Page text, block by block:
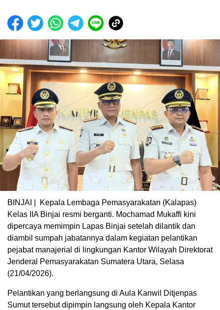
BINJAI | Kepala Lembaga Pemasyarakatan (Kalapas)
Kelas IIA Binjai resmi berganti. Mochamad Mukaffi kini
dipercaya memimpin Lapas Binjai setelah dilantik dan
diambil sumpah jabatannya dalam kegiatan pelantikan
pejabat manajerial di lingkungan Kantor Wilayah Direktorat
Jenderal Pemasyarakatan Sumatera Utara, Selasa
(21/04/2026).
Pelantikan yang berlangsung di Aula Kanwil Ditjenpas
Sumut tersebut dipimpin langsung oleh Kepala Kantor